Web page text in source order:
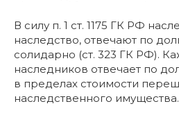
В силу п. 1 ст. 1175 ГК РФ
наследство, отвечают по
солидарно (ст. 323 ГК РФ).
наследников отвечает по
в пределах стоимости
наследственного имущества.